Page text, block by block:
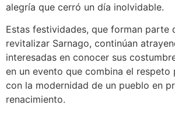
alegría que cerró un día inolvidable.
Estas festividades, que forman parte
revitalizar Sarnago, continúan
interesadas en conocer sus
en un evento que combina el
con la modernidad de un pueblo en
renacimiento.